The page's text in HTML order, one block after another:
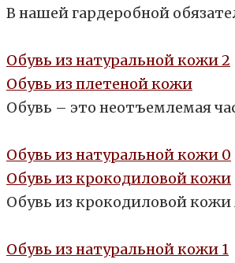
В нашей гардеробной
Обувь из натуральной кожи2
Обувь из плетеной кожи
Обувь – это неотъемлемая
Обувь из натуральной кожи 0
Обувь из крокодиловой кожи
Обувь из крокодиловой
Обувь из натуральной кожи 1